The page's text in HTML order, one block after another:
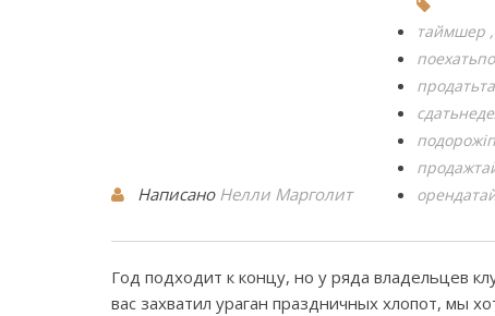
Написано Нелли Марголит
таймшер
Год подходит к концу, но у ряда владельцев
вас захватил ураган праздничных хлопот, мы